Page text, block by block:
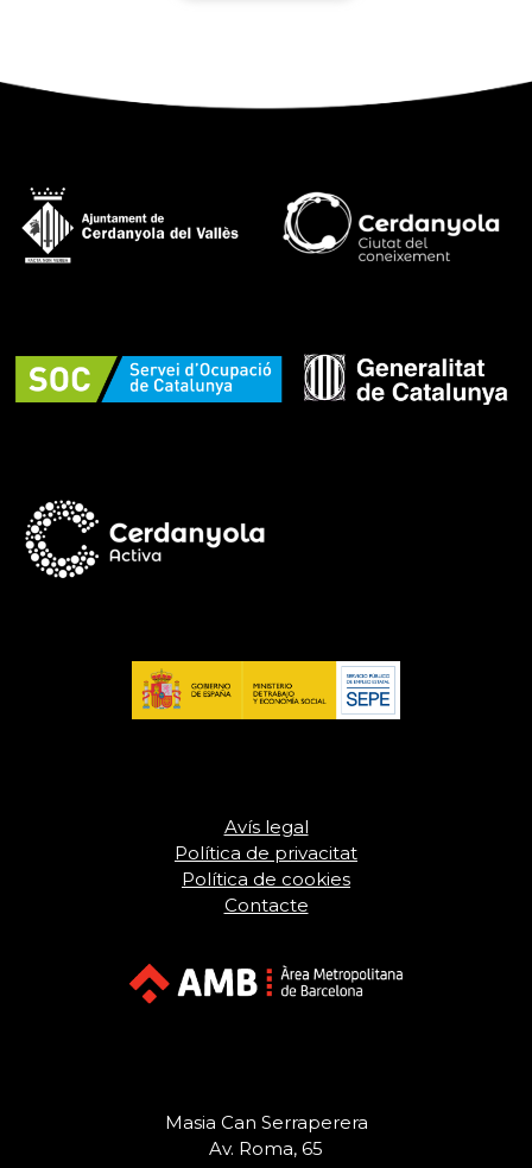
Avís legal
Política de privacitat
Política de cookies
Contacte
Masia Can Serraperera
Av. Roma, 65